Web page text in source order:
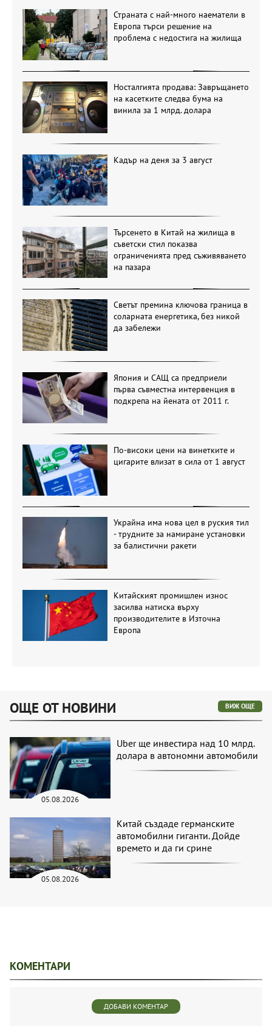
Страната с най-много наематели в
Европа търси решение на
проблема с недостига на жилища
Носталгията продава: Завръщането
на касетките следва бума на
винила за 1 млрд. долара
Кадър на деня за 3 август
Търсенето в Китай на жилища в
съветски стил показва
ограниченията пред съживяването
на пазара
Светът премина ключова граница в
соларната енергетика, без никой
да забележи
Япония и САЩ са предприели
първа съвместна интервенция в
подкрепа на йената от 2011 г.
По-високи цени на винетките и
цигарите влизат в сила от 1 август
Украйна има нова цел в руския тил
- трудните за намиране установки
за балистични ракети
Китайският промишлен износ
засилва натиска върху
производителите в Източна
Европа
ОЩЕ ОТ НОВИНИ ВИЖ ОЩЕ
05.08.2026
Uber ще инвестира над 10 млрд.
долара в автономни автомобили
05.08.2026
Китай създаде германските
автомобилни гиганти. Дойде
времето и да ги срине
КОМЕНТАРИ
ДОБАВИ КОМЕНТАР